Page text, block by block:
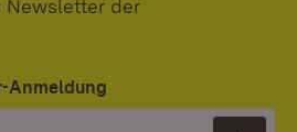
Newsletter der
Anmeldung